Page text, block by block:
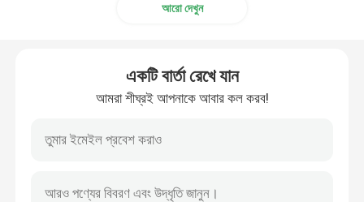
আরো দেখুন
একটি বার্তা রেখে যান
আমরা শীঘ্রই আপনাকে আবার কল করব!